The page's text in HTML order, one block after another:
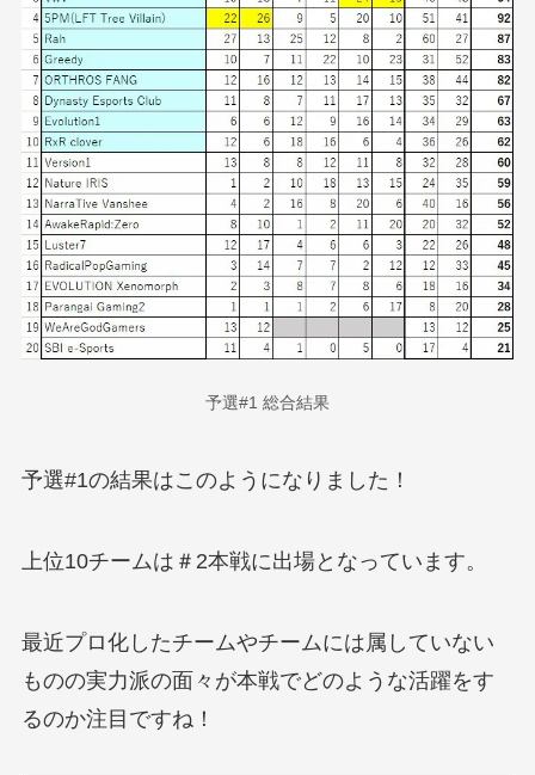
予選#1 総合結果
予選#1の結果はこのようになりました！
上位10チームは＃2本戦に出場となっています。
最近プロ化したチームやチームには属していない
ものの実力派の面々が本戦でどのような活躍をす
るのか注目ですね！